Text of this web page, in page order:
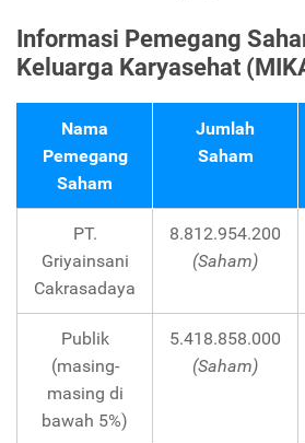
Informasi Pemegang
Keluarga Karyasehat
Nama
Pemegang
Saham
Jumlah
Saham
PT.
Griyainsani
Cakrasadaya
8.812.954.200
(Saham)
Publik
(masing-
masing di
bawah 5%)
5.418.858.000
(Saham)